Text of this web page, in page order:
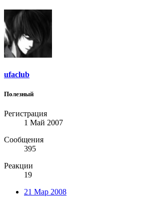
ufaclub
Полезный
Регистрация
1 Май 2007
Сообщения
395
Реакции
19
21 Мар 2008